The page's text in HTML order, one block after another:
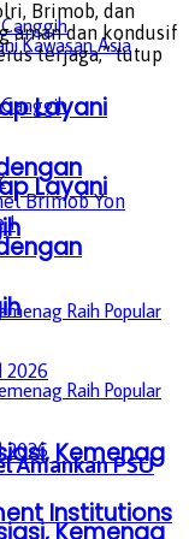
Layani
Kemenag
Institutions
Layani
Kemenag
Brimob, dan
aman dan kondusif
terjaga,” tutup
Brimob Yon
I
Amankan PSU